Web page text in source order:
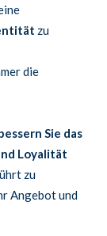
zu
die
Sie das
Loyalität
zu
Angebot und